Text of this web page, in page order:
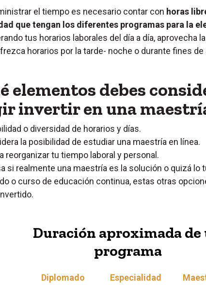
el tiempo es necesario contar con horas
que tengan los diferentes programas para la
tus horarios laborales del día a día, aprovecha
horarios por la tarde- noche o durante fines de
elementos debes
invertir en una
o diversidad de horarios y días.
la posibilidad de estudiar una maestría en línea.
reorganizar tu tiempo laboral y personal.
si realmente una maestría es la solución o quizá lo
o curso de educación continua, estas otras
Duración aproximada de
programa
Diplomado Especialidad